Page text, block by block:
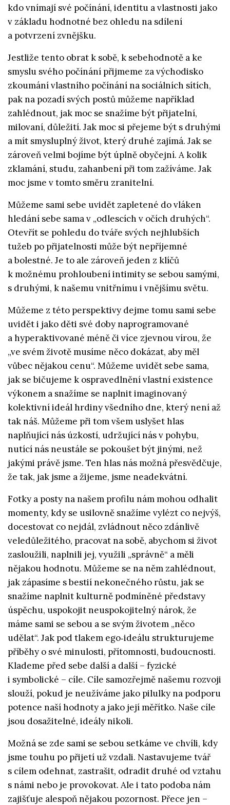
kdo vnímají své počínání, identitu a vlastnosti jako
v základu hodnotné bez ohledu na sdílení
a potvrzení zvnějšku.
Jestliže tento obrat k sobě, k sebehodnotě a ke
smyslu svého počínání přijmeme za východisko
zkoumání vlastního počínání na sociálních sítích,
pak na pozadí svých postů můžeme například
zahlédnout, jak moc se snažíme být přijatelní,
milovaní, důležití. Jak moc si přejeme být s druhými
a mít smysluplný život, který druhé zajímá. Jak se
zároveň velmi bojíme být úplně obyčejní. A kolik
zklamání, studu, zahanbení při tom zažíváme. Jak
moc jsme v tomto směru zranitelní.
Můžeme sami sebe uvidět zapletené do vláken
hledání sebe sama v „odlescích v očích druhých“.
Otevřít se pohledu do tváře svých nejhlubších
tužeb po přijatelnosti může být nepříjemné
a bolestné. Je to ale zároveň jeden z klíčů
k možnému prohloubení intimity se sebou samými,
s druhými, k našemu vnitřnímu i vnějšímu světu.
Můžeme z této perspektivy dejme tomu sami sebe
uvidět i jako děti své doby naprogramované
a hyperaktivované méně či více zjevnou vírou, že
„ve svém životě musíme něco dokázat, aby měl
vůbec nějakou cenu“. Můžeme uvidět sebe sama,
jak se bičujeme k ospravedlnění vlastní existence
výkonem a snažíme se naplnit imaginovaný
kolektivní ideál hrdiny všedního dne, který není až
tak náš. Můžeme při tom všem uslyšet hlas
naplňující nás úzkostí, udržující nás v pohybu,
nutící nás neustále se pokoušet být jinými, než
jakými právě jsme. Ten hlas nás možná přesvědčuje,
že tak, jak jsme a žijeme, jsme neadekvátní.
Fotky a posty na našem profilu nám mohou odhalit
momenty, kdy se usilovně snažíme vylézt co nejvýš,
docestovat co nejdál, zvládnout něco zdánlivě
veledůležitého, pracovat na sobě, abychom si život
zasloužili, naplnili jej, využili „správně“ a měli
nějakou hodnotu. Můžeme se na něm zahlédnout,
jak zápasíme s bestií nekonečného růstu, jak se
snažíme naplnit kulturně podmíněné představy
úspěchu, uspokojit neuspokojitelný nárok, že
máme sami se sebou a se svým životem „něco
udělat“. Jak pod tlakem ego‑ideálu strukturujeme
příběhy o své minulosti, přítomnosti, budoucnosti.
Klademe před sebe další a další – fyzické
i symbolické – cíle. Cíle samozřejmě našemu rozvoji
slouží, pokud je neužíváme jako pilulky na podporu
potence naší hodnoty a jako její měřítko. Naše cíle
jsou dosažitelné, ideály nikoli.
Možná se zde sami se sebou setkáme ve chvíli, kdy
jsme touhu po přijetí už vzdali. Nastavujeme tvář
s cílem odehnat, zastrašit, odradit druhé od vztahu
s námi nebo je provokovat. Ale i tato podoba nám
zajišťuje alespoň nějakou pozornost. Přece jen –